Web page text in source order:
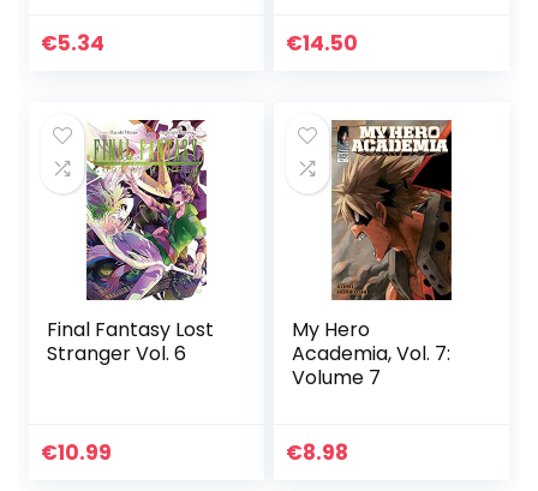
€5.34 €14.50
Final Fantasy Lost
Stranger Vol. 6
€10.99
My Hero
Academia, Vol. 7:
Volume 7
€8.98